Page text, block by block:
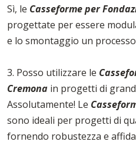
Sì, le Casseforme per
progettate per essere
e lo smontaggio un
3. Posso utilizzare le
Cremona in progetti di
Assolutamente! Le
sono ideali per progetti di
fornendo robustezza e